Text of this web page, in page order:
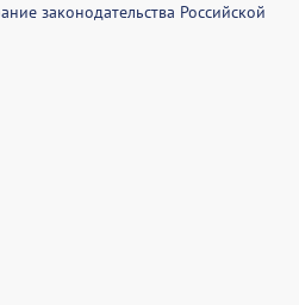
законодательства Российской